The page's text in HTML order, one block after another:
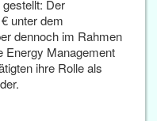
Der
unter dem
dennoch im Rahmen
Energy Management
ihre Rolle als